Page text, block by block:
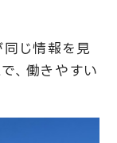
同じ情報を見
、働きやすい